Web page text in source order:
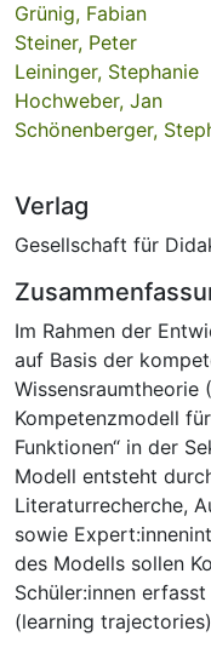
Grünig, Fabian
Steiner, Peter
Leininger, Stephanie
Hochweber, Jan
Schönenberger,
Verlag
Gesellschaft für
Im Rahmen der
auf Basis der
Wissensraumtheorie
Kompetenzmodell
Funktionen“ in der
Modell entsteht
Literaturrecherche,
sowie
des Modells sollen
Schüler:innen
(learning